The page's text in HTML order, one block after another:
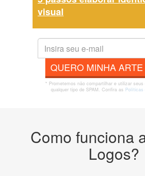
visual
QUERO MINHA
* Prometemos não compartilhar e utilizar
qualquer tipo de SPAM. Confira as Políticas
Como funciona
Logos?